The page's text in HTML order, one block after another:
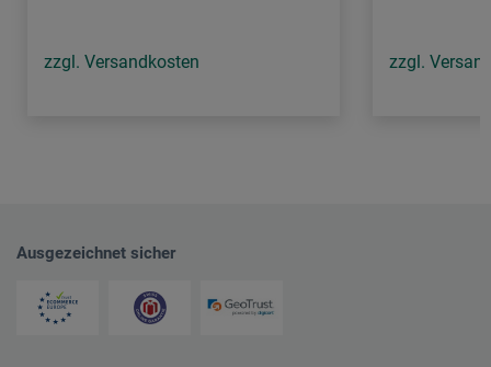
zzgl. Versandkosten zzgl.
Ausgezeichnet sicher